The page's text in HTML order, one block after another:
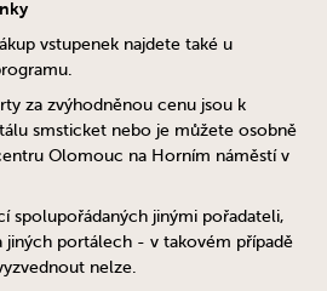
vstupenek najdete také u
za zvýhodněnou cenu jsou k
smsticket nebo je můžete osobně
Olomouc na Horním náměstí v
spolupořádaných jinými pořadateli,
jiných portálech - v takovém případě
nelze.